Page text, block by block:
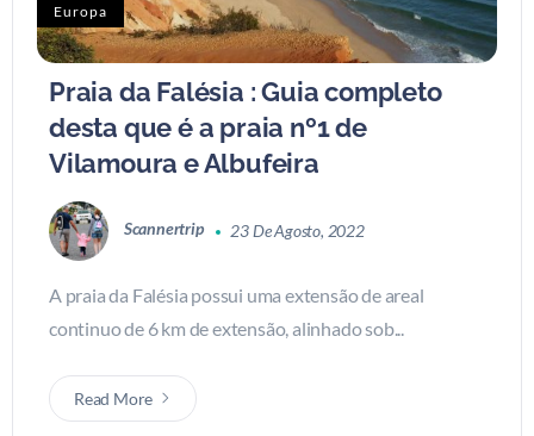
Europa
Praia da Falésia : Guia completo
desta que é a praia nº1 de
Vilamoura e Albufeira
Scannertrip 23 De Agosto, 2022
A praia da Falésia possui uma extensão de areal
continuo de 6 km de extensão, alinhado sob...
Read More